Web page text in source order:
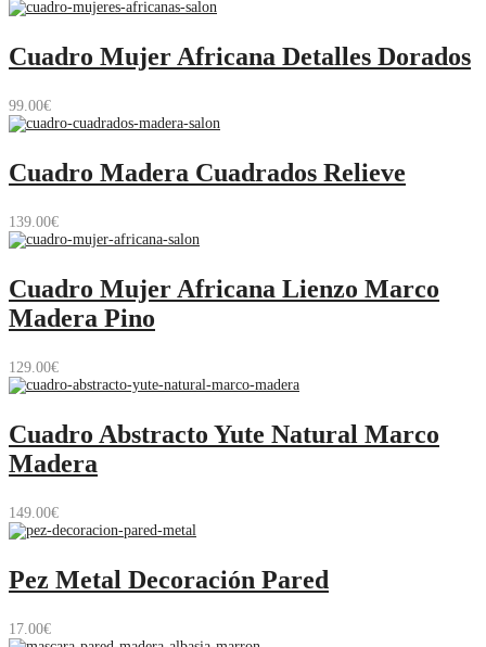
Cuadro Mujer Africana Detalles Dorados
99.00€
Cuadro Madera Cuadrados Relieve
139.00€
Cuadro Mujer Africana Lienzo Marco
Madera Pino
129.00€
Cuadro Abstracto Yute Natural Marco
Madera
149.00€
Pez Metal Decoración Pared
17.00€